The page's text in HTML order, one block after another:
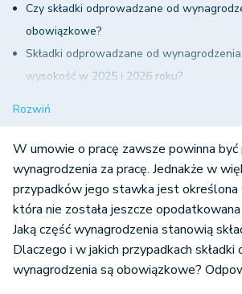
Czy składki odprowadzane od
obowiązkowe?
Składki odprowadzane od
wysokość w 2025 i 2026 roku?
Składki odprowadzane od
zdrowotne
Fundusz Pracy
Fundusz Solidarnościowy
Fundusz Gwarantowanych Świadczeń
Fundusz Emerytur Pomostowych
Rozwiń
W umowie o pracę zawsze powinna
wynagrodzenia za pracę. Jednakże w
przypadków jego stawka jest
która nie została jeszcze opodatkowana
Jaką część wynagrodzenia stanowią
Dlaczego i w jakich przypadkach
wynagrodzenia są obowiązkowe?